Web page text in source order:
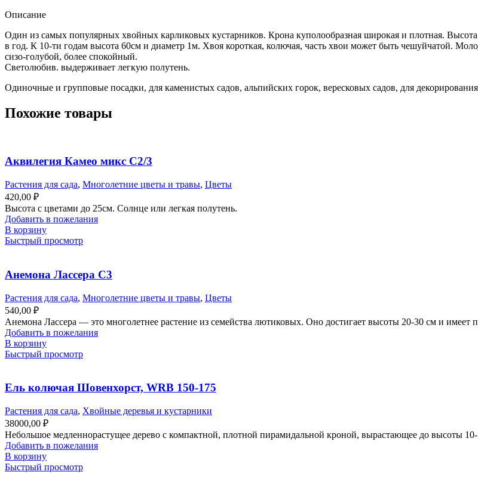
С5
Описание
Один из самых популярных хвойных карликовых кустарников. Крона куполообразная широкая и плотная.
в год. К 10-ти годам высота 60см и диаметр 1м. Хвоя короткая, колючая, часть хвои может быть чешуйчатой.
сизо-голубой, более спокойный.
Светолюбив. выдерживает легкую полутень.
Одиночные и групповые посадки, для каменистых садов, альпийских горок, вересковых садов, для
Похожие товары
Аквилегия Камео микс С2/3
Растения для сада, Многолетние цветы и травы, Цветы
420,00 ₽
Высота с цветами до 25см. Солнце или легкая полутень.
Добавить в пожелания
В корзину
Быстрый просмотр
Анемона Лассера С3
Растения для сада, Многолетние цветы и травы, Цветы
540,00 ₽
Анемона Лассера — это многолетнее растение из семейства лютиковых. Оно достигает высоты 20-30 см и
Добавить в пожелания
В корзину
Быстрый просмотр
Ель колючая Шовенхорст, WRB 150-175
Растения для сада, Хвойные деревья и кустарники
38000,00 ₽
Небольшое медленнорастущее дерево с компактной, плотной пирамидальной кроной, вырастающее до высоты
Добавить в пожелания
В корзину
Быстрый просмотр